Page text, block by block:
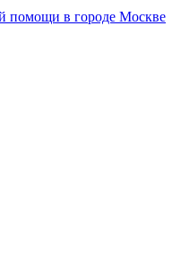
помощи в городе Москве